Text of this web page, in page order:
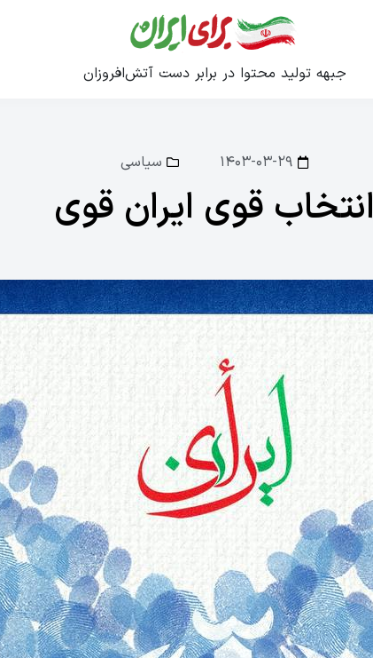
جبهه تولید محتوا در برابر دست آتش‌افروزان
۱۴۰۳-۰۳-۲۹ سیاسی
انتخاب قوی ایران قوی